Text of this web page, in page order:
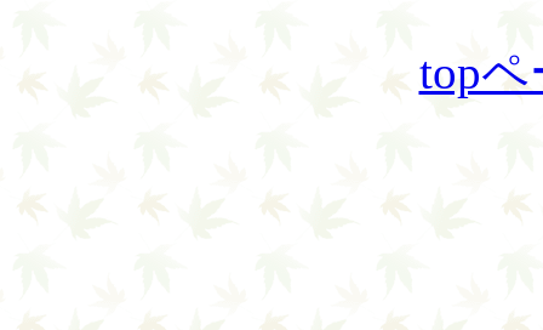
top